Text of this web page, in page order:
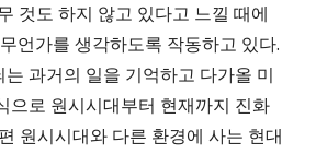
것도 하지 않고 있다고 느낄 때에
언가를 생각하도록 작동하고 있다.
과거의 일을 기억하고 다가올 미
으로 원시시대부터 현재까지 진화
원시시대와 다른 환경에 사는 현대